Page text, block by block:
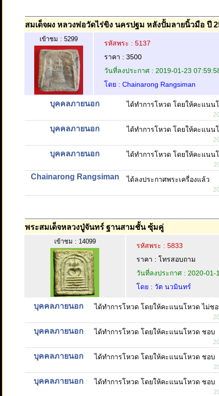
สมเด็จผง หลวงพ่อวัดไร่ขิง นครปฐม หลังปั้มลายนิ้วมือ ปี
เข้าชม : 5299
รหัสพระ : 5137
ราคา : 3500
วันที่ลงประกาศ : 2019-01-23
โดย : Chainarong Rangsiman
บุคคลภายนอก ได้ทำการโหวด โดยให้คะแนน
บุคคลภายนอก ได้ทำการโหวด โดยให้คะแนน
บุคคลภายนอก ได้ทำการโหวด โดยให้คะแนน
Chainarong Rangsiman ได้ลงประกาศพระเครื่องแล้ว
พระสมเด็จหลวงปู่จันทร์ ฐานสามชั้น ซุ้มคู่
เข้าชม : 14099
รหัสพระ : 5833
ราคา : โทรสอบถาม
วันที่ลงประกาศ : 2020-01-
โดย : วัต นวมินทร์
บุคคลภายนอก ได้ทำการโหวด โดยให้คะแนนโหวด ไม่ช
บุคคลภายนอก ได้ทำการโหวด โดยให้คะแนนโหวด ชอบ
บุคคลภายนอก ได้ทำการโหวด โดยให้คะแนนโหวด ชอบ
บุคคลภายนอก ได้ทำการโหวด โดยให้คะแนนโหวด ชอบ